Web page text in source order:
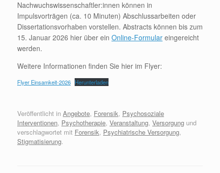
Nachwuchswissenschaftler:innen können in
Impulsvorträgen (ca. 10 Minuten) Abschlussarbeiten oder
Dissertationsvorhaben vorstellen. Abstracts können bis zum
15. Januar 2026 hier über ein Online-Formular eingereicht
werden.
Weitere Informationen finden Sie hier im Flyer:
Flyer Einsamkeit-2026 Herunterladen
Veröffentlicht in Angebote, Forensik, Psychosoziale
Interventionen, Psychotherapie, Veranstaltung, Versorgung und
verschlagwortet mit Forensik, Psychiatrische Versorgung,
Stigmatisierung.